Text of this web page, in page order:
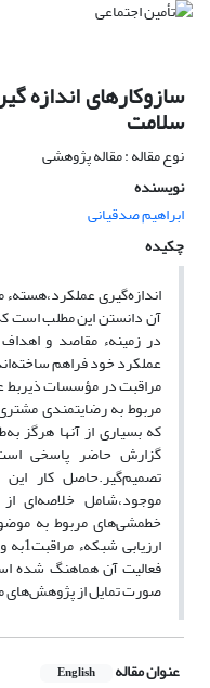
سازوکارهای اندازه
سلامت
نوع مقاله : مقاله پژوهشی
نویسنده
ابراهیم صدقیانی
چکیده
اندازه‌گیری
آن دانستن این‌ مطلب است
در زمینهء مقاصد و
عملکرد خود فراهم
مراقبت در مؤسسات
مربوط به رضایتمندی
که بسیاری از آنها هرگز
گزارش حاضر پاسخی
تصمیم‌گیر.حاصل کار
موجود،شامل خلاصه‌ای
خطمشی‌های مربوط به
فعالیت آن هماهنگ شده
صورت تمایل از پژوهش‌های
عنوان مقاله English